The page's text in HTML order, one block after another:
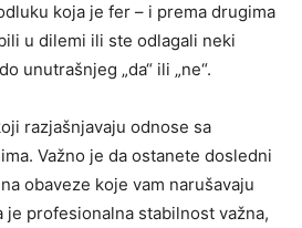
koja je fer – i prema drugima
u dilemi ili ste odlagali neki
unutrašnjeg „da“ ili „ne“.
razjašnjavaju odnose sa
Važno je da ostanete dosledni
obaveze koje vam narušavaju
je profesionalna stabilnost važna,